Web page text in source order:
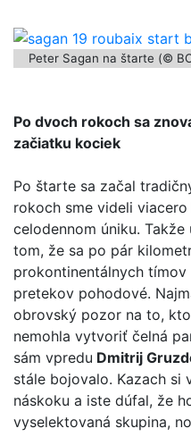
Peter Sagan na štarte (©
Po dvoch rokoch sa
začiatku kociek
Po štarte sa začal
rokoch sme videli
celodennom úniku.
tom, že sa po pár
prokontinentálnych
pretekov pohodové.
obrovský pozor na to,
nemohla vytvoriť čelná
sám vpredu Dmitrij
stále bojovalo. Kazach si
náskoku a iste dúfal, že
vyselektovaná skupina,